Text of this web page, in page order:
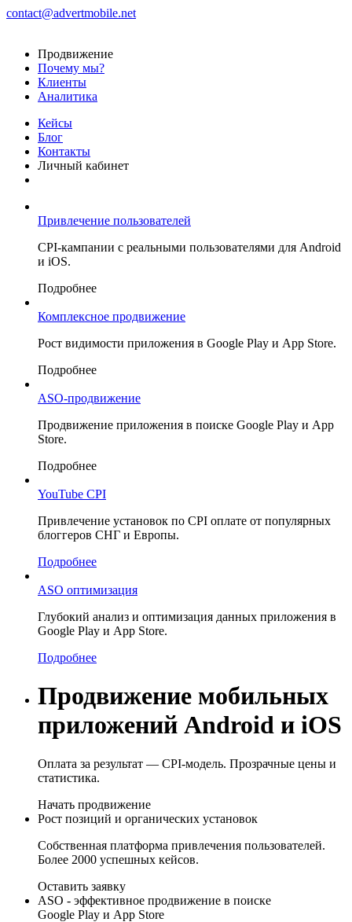
contact@advertmobile.net
Продвижение
Почему мы?
Клиенты
Аналитика
Кейсы
Блог
Контакты
Личный кабинет
Привлечение пользователей
CPI-кампании с реальными пользователями для Android
и iOS.
Подробнее
Комплексное продвижение
Рост видимости приложения в Google Play и App Store.
Подробнее
ASO-продвижение
Продвижение приложения в поиске Google Play и App
Store.
Подробнее
YouTube CPI
Привлечение установок по CPI оплате от популярных
блоггеров СНГ и Европы.
Подробнее
ASO оптимизация
Глубокий анализ и оптимизация данных приложения в
Google Play и App Store.
Подробнее
Продвижение мобильных
приложений Android и iOS
Оплата за результат — CPI-модель. Прозрачные цены и
статистика.
Начать продвижение
Рост позиций и органических установок
Собственная платформа привлечения пользователей.
Более 2000 успешных кейсов.
Оставить заявку
ASO - эффективное продвижение в поиске
Google Play и App Store